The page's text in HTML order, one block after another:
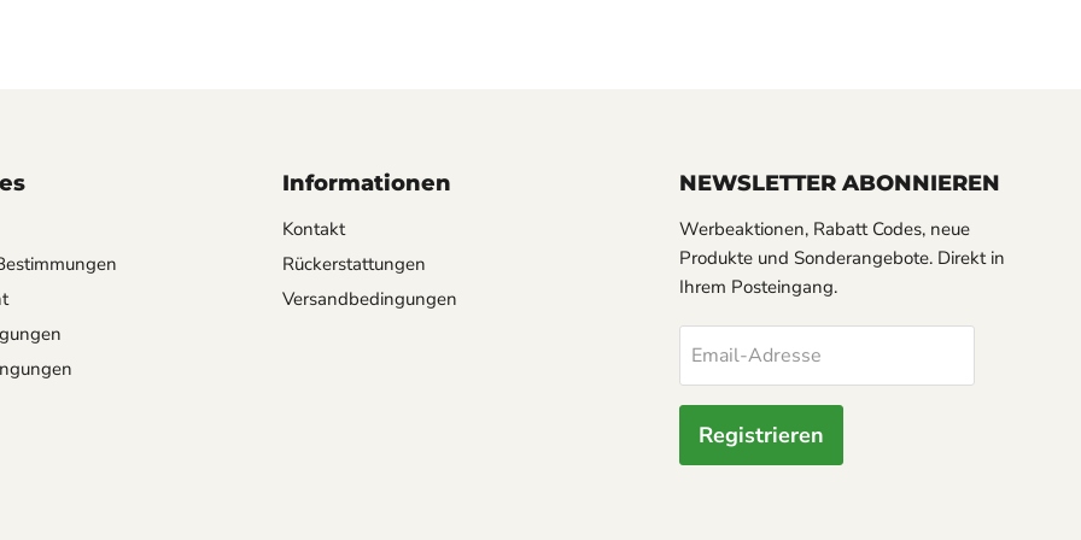
Informationen
Kontakt
Rückerstattungen
Versandbedingungen
NEWSLETTER ABONNIEREN
Werbeaktionen, Rabatt Codes, neue
Produkte und Sonderangebote. Direkt in
Ihrem Posteingang.
Email-Adresse
Registrieren